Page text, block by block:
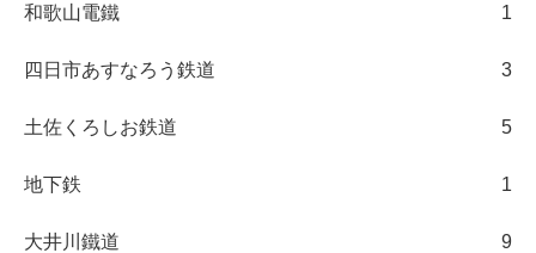
和歌山電鐵 1
四日市あすなろう鉄道 3
土佐くろしお鉄道 5
地下鉄 1
大井川鐵道 9